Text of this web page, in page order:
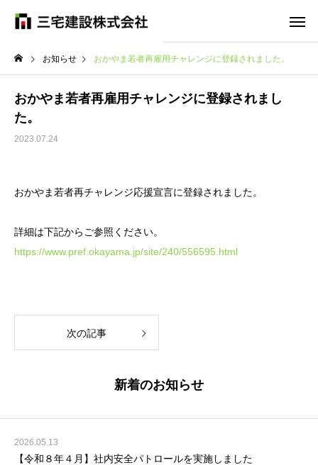
お知らせ おかやま若者再雇用チャレンジに登録されました。
おかやま若者再雇用チャレンジに登録されまし
た。
2023.07.24
おかやま若者再チャレンジ応援宣言に登録されました。
詳細は下記からご参照ください。
https://www.pref.okayama.jp/site/240/556595.html
次の記事
新着のお知らせ
2026.05.13
【令和８年４月】社内安全パトロールを実施しました